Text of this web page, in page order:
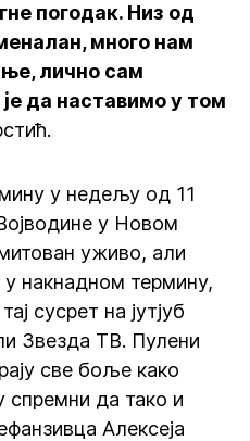
погодак. Низ од
много нам
лично сам
да наставимо у том
у недељу од 11
у Новом
уживо, али
накнадном термину,
сусрет на јутјуб
Звезда ТВ. Пулени
све боље како
спремни да тако и
Алексеја